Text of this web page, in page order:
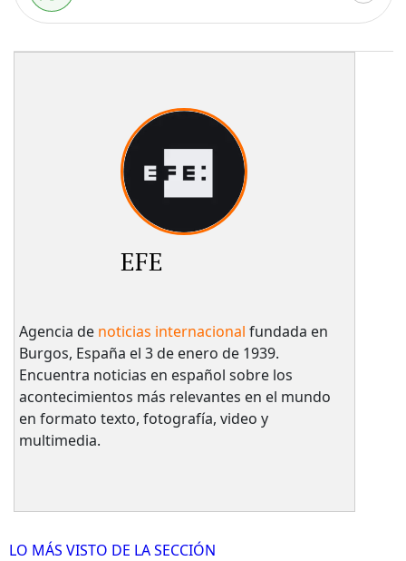
EFE
Agencia de noticias internacional fundada en
Burgos, España el 3 de enero de 1939.
Encuentra noticias en español sobre los
acontecimientos más relevantes en el mundo
en formato texto, fotografía, video y
multimedia.
LO MÁS VISTO DE LA SECCIÓN